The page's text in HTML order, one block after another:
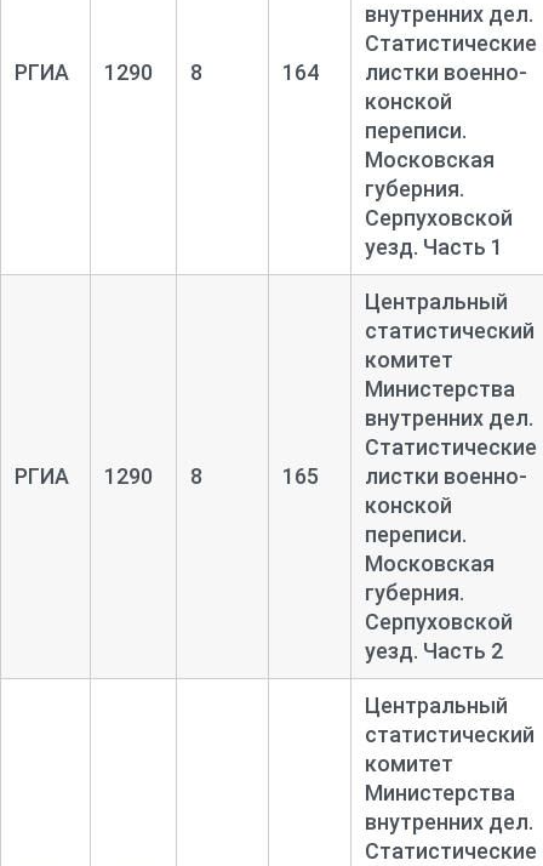
РГИА 1290 8 164
внутренних дел.
Статистические
листки военно-
конской
переписи.
Московская
губерния.
Серпуховской
уезд. Часть 1
РГИА 1290 8 165
Центральный
статистический
комитет
Министерства
внутренних дел.
Статистические
листки военно-
конской
переписи.
Московская
губерния.
Серпуховской
уезд. Часть 2
Центральный
статистический
комитет
Министерства
внутренних дел.
Статистические